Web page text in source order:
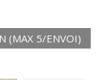
(MAX 5/ENVOI)